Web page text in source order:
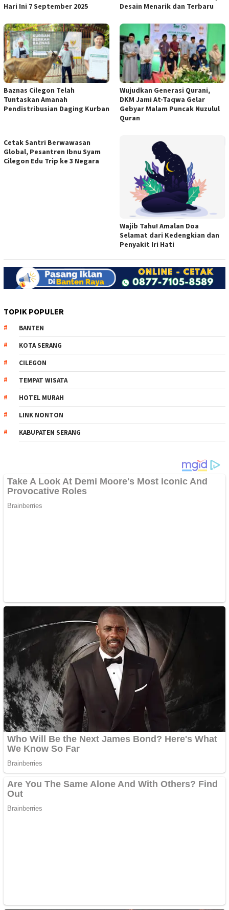
Hari Ini 7 September 2025
Desain Menarik dan Terbaru
Baznas Cilegon Telah
Tuntaskan Amanah
Pendistribusian Daging Kurban
Wujudkan Generasi Qurani,
DKM Jami At-Taqwa Gelar
Gebyar Malam Puncak Nuzulul
Quran
Cetak Santri Berwawasan
Global, Pesantren Ibnu Syam
Cilegon Edu Trip ke 3 Negara
Wajib Tahu! Amalan Doa
Selamat dari Kedengkian dan
Penyakit Iri Hati
TOPIK POPULER
BANTEN
KOTA SERANG
CILEGON
TEMPAT WISATA
HOTEL MURAH
LINK NONTON
KABUPATEN SERANG